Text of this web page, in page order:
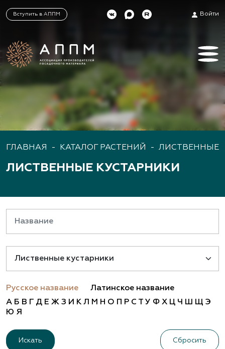
Вступить в АППМ Войти
ГЛАВНАЯ - КАТАЛОГ РАСТЕНИЙ - ЛИСТВЕННЫЕ
ЛИСТВЕННЫЕ КУСТАРНИКИ
Русское название
Латинское название
А Б В Г Д Е Ж З И К Л М Н О П Р С Т У Ф Х Ц Ч Ш Щ Э
Ю Я
Сбросить